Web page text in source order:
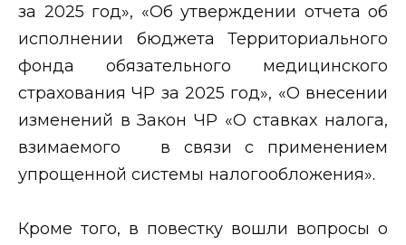
за 2025 год», «Об утверждении отчета об
исполнении бюджета Территориального
фонда обязательного медицинского
страхования ЧР за 2025 год», «О внесении
изменений в Закон ЧР «О ставках налога,
взимаемого в связи с применением
упрощенной системы налогообложения».
Кроме того, в повестку вошли вопросы о